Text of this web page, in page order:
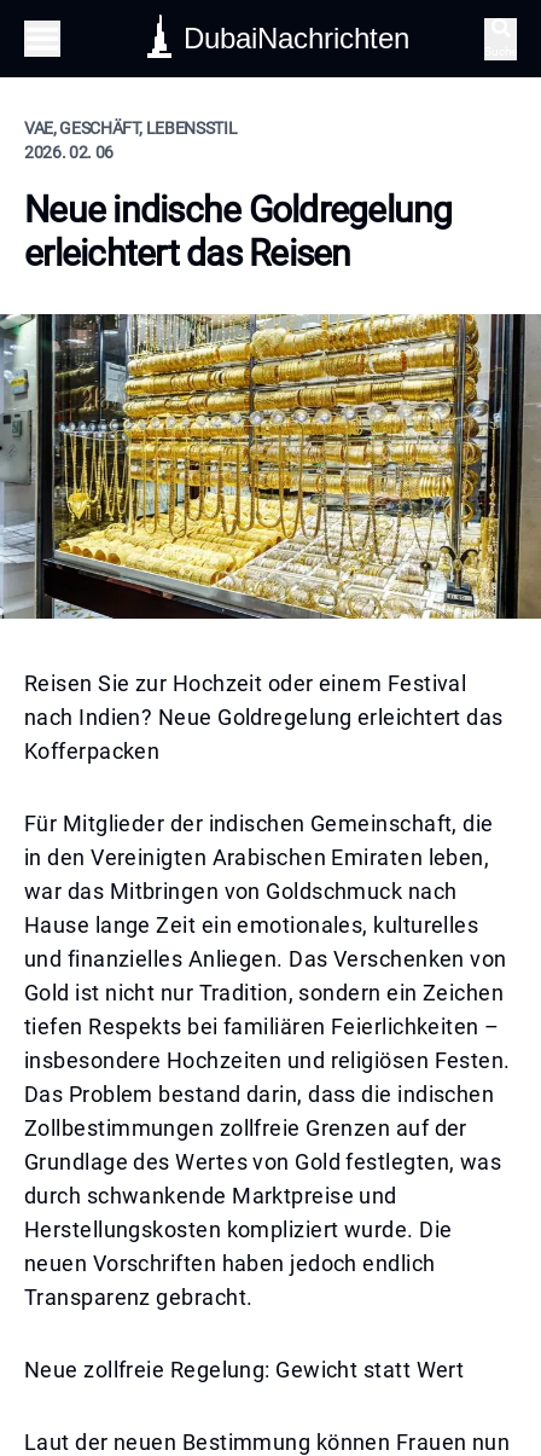
DubaiNachrichten
VAE, GESCHÄFT, LEBENSSTIL
2026. 02. 06
Neue indische Goldregelung
erleichtert das Reisen
Reisen Sie zur Hochzeit oder einem Festival
nach Indien? Neue Goldregelung erleichtert das
Kofferpacken
Für Mitglieder der indischen Gemeinschaft, die
in den Vereinigten Arabischen Emiraten leben,
war das Mitbringen von Goldschmuck nach
Hause lange Zeit ein emotionales, kulturelles
und finanzielles Anliegen. Das Verschenken von
Gold ist nicht nur Tradition, sondern ein Zeichen
tiefen Respekts bei familiären Feierlichkeiten –
insbesondere Hochzeiten und religiösen Festen.
Das Problem bestand darin, dass die indischen
Zollbestimmungen zollfreie Grenzen auf der
Grundlage des Wertes von Gold festlegten, was
durch schwankende Marktpreise und
Herstellungskosten kompliziert wurde. Die
neuen Vorschriften haben jedoch endlich
Transparenz gebracht.
Neue zollfreie Regelung: Gewicht statt Wert
Laut der neuen Bestimmung können Frauen nun